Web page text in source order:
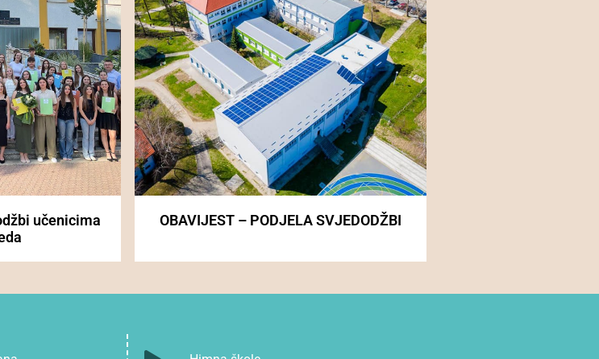
učenicima
OBAVIJEST – PODJELA SVJEDODŽBI